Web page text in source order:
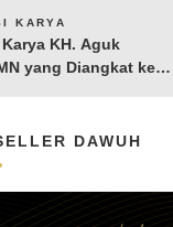
Asy’ari karya KH.
MN
KARYA
KH. Aguk
yang Diangkat ke
DAWUH